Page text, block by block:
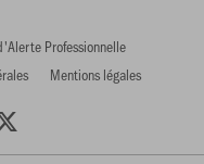
Professionnelle
Mentions légales